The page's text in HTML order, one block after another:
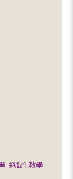
, 遊戲化教學